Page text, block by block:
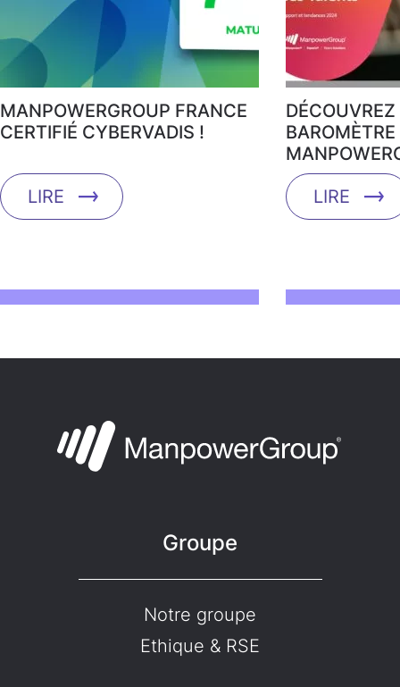
MANPOWERGROUP FRANCE
CERTIFIÉ CYBERVADIS !
LIRE
DÉCOUVREZ
LIRE
Groupe
Notre groupe
Ethique & RSE